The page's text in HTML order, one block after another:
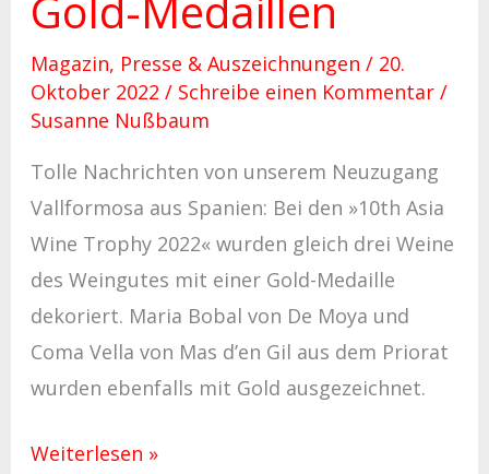
Magazin, Presse & Auszeichnungen / 20.
Oktober 2022 / Schreibe einen Kommentar /
Susanne Nußbaum
Tolle Nachrichten von unserem Neuzugang
Vallformosa aus Spanien: Bei den »10th Asia
Wine Trophy 2022« wurden gleich drei Weine
des Weingutes mit einer Gold-Medaille
dekoriert. Maria Bobal von De Moya und
Coma Vella von Mas d’en Gil aus dem Priorat
wurden ebenfalls mit Gold ausgezeichnet.
Weiterlesen »